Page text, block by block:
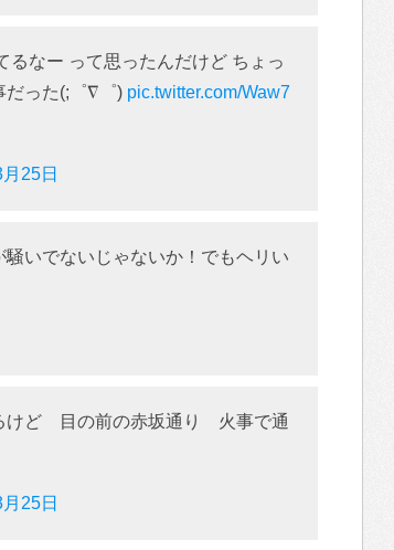
るなー って思ったんだけど ちょっ
だった(;゜∇゜) pic.twitter.com/Waw7
25日
いでないじゃないか！でもヘリい
けど 目の前の赤坂通り 火事で通
25日